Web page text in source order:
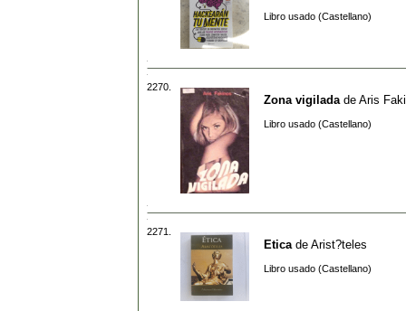
Libro usado (Castellano)
2270.
Zona vigilada de Aris
Libro usado (Castellano)
2271.
Etica de Arist?teles
Libro usado (Castellano)